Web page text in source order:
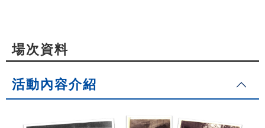
場次資料
活動內容介紹